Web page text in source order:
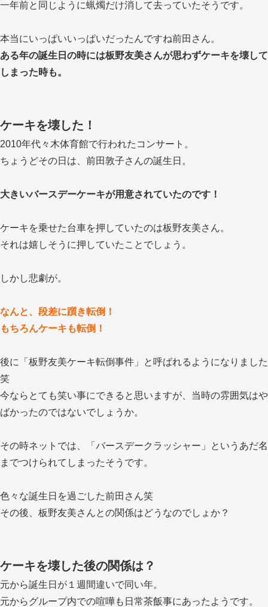
一年前と同じように蝋燭だけ消して去っていたそうです。
本当にいっぱいいっぱいだったんですね前田さん。
ある年の誕生日の時には板野友美さんが思わずケーキを壊して
しまった時も。
ケーキを壊した！
2010年代々木体育館で行われたコンサート。
ちょうどその日は、前田敦子さんの誕生日。
大きいバースデーケーキが用意されていたのです！
ケーキを乗せた台車を押していたのは板野友美さん。
それは嬉しそうに押していたことでしょう。
しかし悲劇が。
なんと、段差に躓き転倒！
もちろんケーキも転倒！
後に「板野友美ケーキ転倒事件」と呼ばれるようになりました
笑
今ならとても笑い事にできると思いますが、当時の雰囲気はや
ばかったのではないでしょうか。
その時ネットでは、「バースデークラッシャー」というあだ名
までつけられてしまったそうです。
色々な誕生日を過ごした前田さん笑
その後、板野友美さんとの関係はどうなのでしょか？
ケーキを壊した後の関係は？
元から誕生日が１週間違いで同い年。
元からグループ内での喧嘩も日常茶飯事にあったようです。